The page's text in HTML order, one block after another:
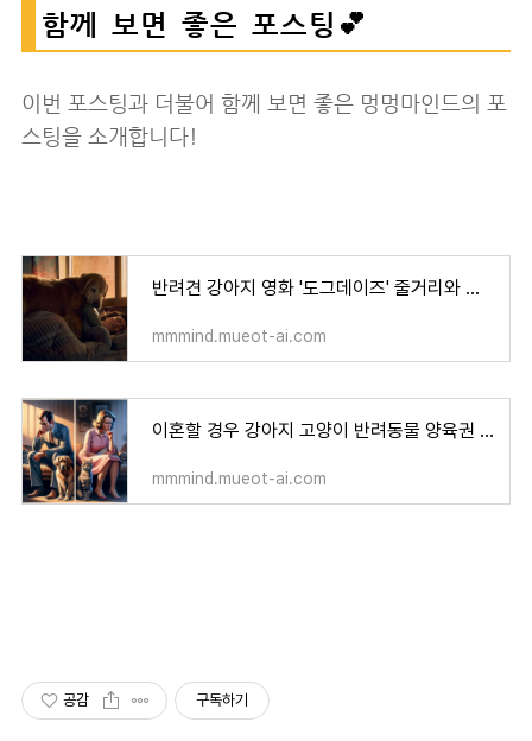
함께 보면 좋은 포스팅💕
이번 포스팅과 더불어 함께 보면 좋은 멍멍마인드의 포
스팅을 소개합니다!
반려견 강아지 영화 '도그데이즈' 줄거리와 개봉일은?
mmmind.mueot-ai.com
이혼할 경우 강아지 고양이 반려동물 양육권 소유권은 누구에게?
mmmind.mueot-ai.com
공감 구독하기